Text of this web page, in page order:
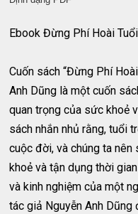
Ebook Đừng Phí Hoài
Cuốn sách “Đừng Phí
Anh Dũng là một cuốn
quan trọng của sức khoẻ
sách nhắn nhủ rằng, tuổi
cuộc đời, và chúng ta
khoẻ và tận dụng thời
và kinh nghiệm của một
tác giả Nguyễn Anh